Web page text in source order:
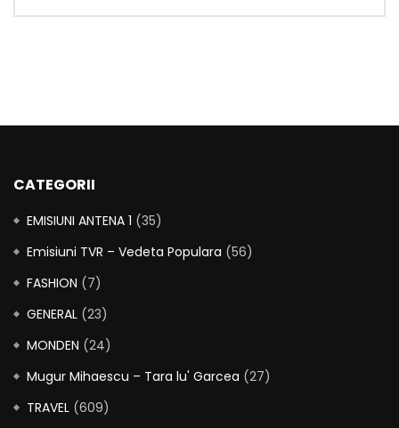
CATEGORII
EMISIUNI ANTENA 1 (35)
Emisiuni TVR – Vedeta Populara (56)
FASHION (7)
GENERAL (23)
MONDEN (24)
Mugur Mihaescu – Tara lu' Garcea (27)
TRAVEL (609)